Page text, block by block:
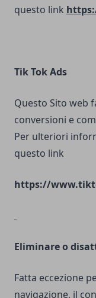
questo link
Tik Tok Ads
Questo Sito web
conversioni e
Per ulteriori
questo link
https://
Eliminare o
Fatta eccezione
navigazione, il